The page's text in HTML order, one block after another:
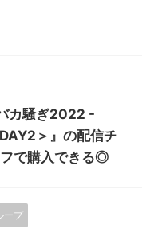
カ騒ぎ2022 -
＞』の配信チ
で購入できる◎
ープ